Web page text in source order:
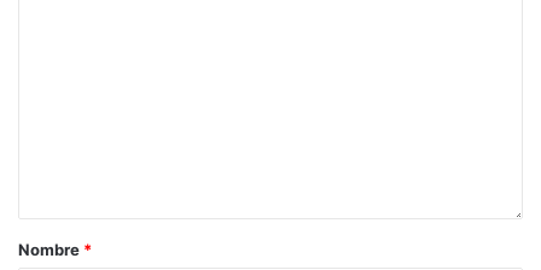
Nombre *